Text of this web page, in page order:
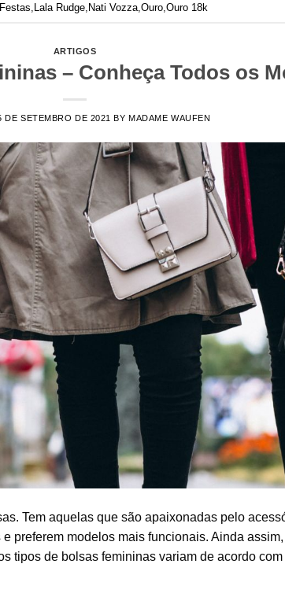
Lala Rudge Nati Vozza Ouro Ouro 18k
ARTIGOS
– Conheça Todos os
DE SETEMBRO DE 2021 BYMADAME WAUFEN
Tem aquelas que são apaixonadas pelo
preferem modelos mais funcionais. Ainda
tipos de bolsas femininas variam de acordo